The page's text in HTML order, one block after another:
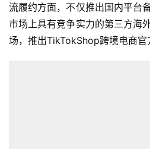
流履约方面，不仅推出国内平台
市场上具有竞争实力的第三方海
场，推出TikTokShop跨境电商官